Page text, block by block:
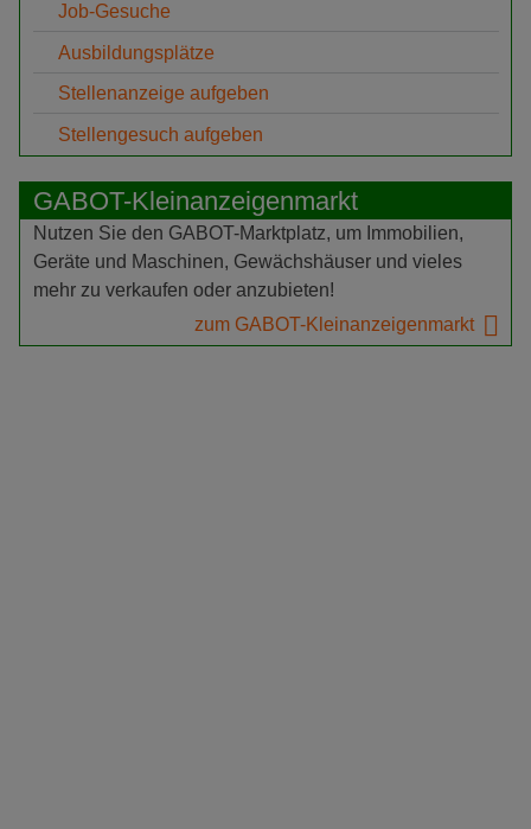
Job-Gesuche
Ausbildungsplätze
Stellenanzeige aufgeben
Stellengesuch aufgeben
GABOT-Kleinanzeigenmarkt
Nutzen Sie den GABOT-Marktplatz, um Immobilien,
Geräte und Maschinen, Gewächshäuser und vieles
mehr zu verkaufen oder anzubieten!
zum GABOT-Kleinanzeigenmarkt